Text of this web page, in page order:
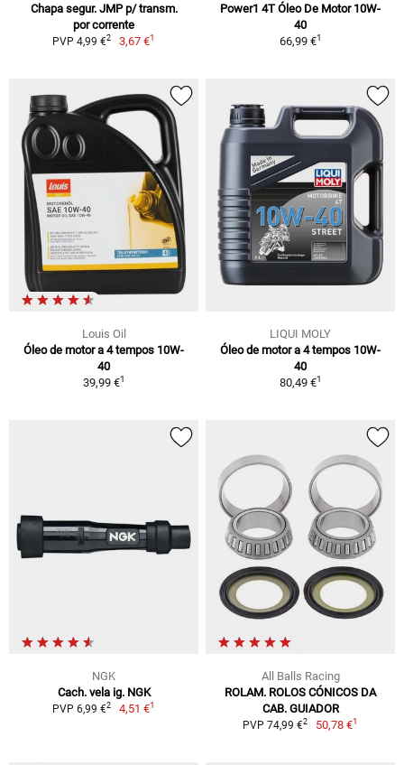
Chapa segur. JMP p/ transm.
por corrente
PVP 4,99 €2 3,67 €1
Power1 4T Óleo De Motor 10W-
40
66,99 €1
Louis Oil
Óleo de motor a 4 tempos 10W-
40
39,99 €1
LIQUI MOLY
Óleo de motor a 4 tempos 10W-
40
80,49 €1
NGK
Cach. vela ig. NGK
PVP 6,99 €2 4,51 €1
All Balls Racing
ROLAM. ROLOS CÓNICOS DA
CAB. GUIADOR
PVP 74,99 €2 50,78 €1